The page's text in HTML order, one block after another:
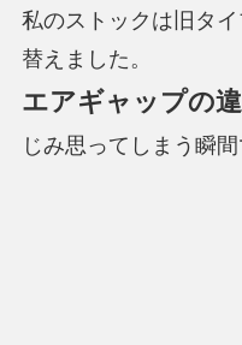
私のストックは旧タ
替えました。
エアギャップの
じみ思ってしまう瞬間